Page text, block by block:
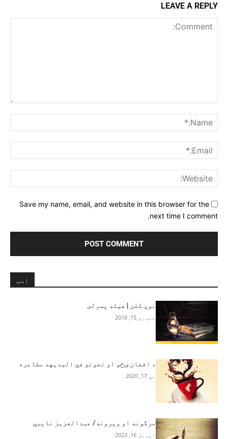
LEAVE A REPLY
Save my name, email, and website in this browser for the
next time I comment.
ادب
نوي کلن | هيله پسرلى
جنوري 15, 2018
د افغان ښځو او نجونو في البدیهه مشاعره
مې 17, 2020
مرگونه او ویرونه/ عبدالعزیز نایبي
اپریل 16, 2023